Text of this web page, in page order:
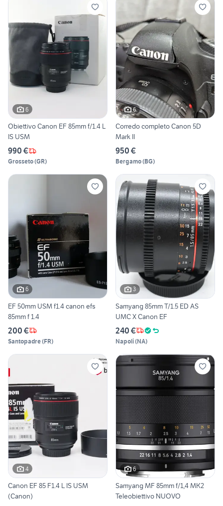
6
Obiettivo Canon EF 85mm f/1.4 L
IS USM
990 €
Grosseto(GR)
6
Corredo completo Canon 5D
Mark II
950 €
Bergamo(BG)
6
EF 50mm USM f1.4 canon efs
85mm f 1.4
200 €
Santopadre(FR)
3
Samyang 85mm T/1.5 ED AS
UMC X Canon EF
240 €
Napoli(NA)
4
Canon EF 85 F1.4 L IS USM
(Canon)
6
Samyang MF 85mm f/1,4 MK2
Teleobiettivo NUOVO